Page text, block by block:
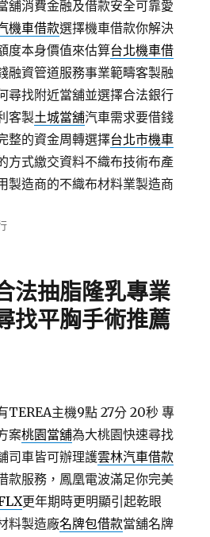
舖消費金融及借款安全可靠愛
機車借款選擇機車借款你解決
度本身價值來估算台北機車借
融資管道服務事業範疇客製融
尋找附近當舖並選擇合法銀行
客製土城當舖汽車需求要借錢
整的資金周轉選擇台北市機車
方式繳交資料不織布技術布產
製造商的不織布材料業製造商
法抽脂隆乳專業
找平胸手術推薦
TEREA主機9點 27分 20秒 專
案桃園當舖為大桃園快速尋找
司車皆可辦理護雲林汽車借款
款服務，鳳凰電波滿足你完美
更年期時更明顯引起乾眼
料製造廠名牌包借款當舖名牌